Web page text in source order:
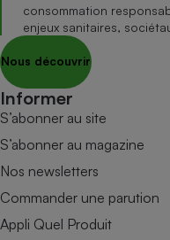
consommation
enjeux sanitaires,
Nous découvrir
Informer
S’abonner au site
S’abonner au magazine
Nos newsletters
Commander une parution
Appli Quel Produit